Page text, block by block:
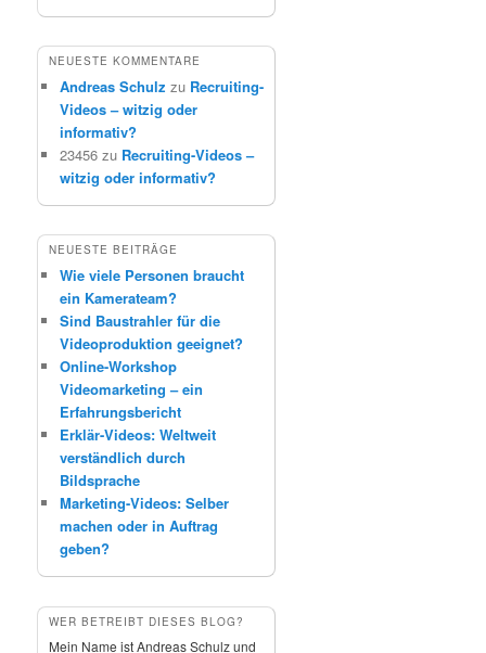
NEUESTE KOMMENTARE
Andreas Schulz zu Recruiting-
Videos – witzig oder
informativ?
23456 zu Recruiting-Videos –
witzig oder informativ?
NEUESTE BEITRÄGE
Wie viele Personen braucht
ein Kamerateam?
Sind Baustrahler für die
Videoproduktion geeignet?
Online-Workshop
Videomarketing – ein
Erfahrungsbericht
Erklär-Videos: Weltweit
verständlich durch
Bildsprache
Marketing-Videos: Selber
machen oder in Auftrag
geben?
WER BETREIBT DIESES BLOG?
Mein Name ist Andreas Schulz und